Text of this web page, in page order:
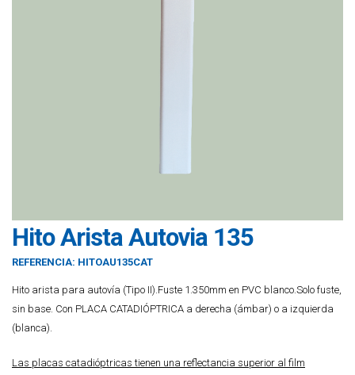
Hito Arista Autovia 135
REFERENCIA: HITOAU135CAT
Hito arista para autovía (Tipo II).Fuste 1.350mm en PVC blanco.Solo fuste,
sin base. Con PLACA CATADIÓPTRICA a derecha (ámbar) o a izquierda
(blanca).
Las placas catadióptricas tienen una reflectancia superior al film